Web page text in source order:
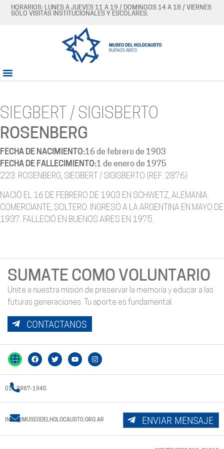
HORARIOS: LUNES A JUEVES 11 A 19 / DOMINGOS 14 A 18 / VIERNES
SÓLO VISITAS INSTITUCIONALES Y ESCOLARES.
SIEGBERT / SIGISBERTO
ROSENBERG
FECHA DE NACIMIENTO:16 de febrero de 1903
FECHA DE FALLECIMIENTO:1 de enero de 1975
223. ROSENBERG, SIEGBERT / SIGISBERTO (REF. 2876)
NACIÓ EL 16 DE FEBRERO DE 1903 EN SCHWETZ, ALEMANIA.
COMERCIANTE, SOLTERO. INGRESÓ A LA ARGENTINA EN MAYO DE
1937. FALLECIÓ EN BUENOS AIRES EN 1975.
SUMATE COMO VOLUNTARIO
Unite a nuestra misión de preservar la memoria y educar a las
futuras generaciones. Tu aporte es fundamental.
CONTACTANOS
011 3987-1945
INFO@MUSEODELHOLOCAUSTO.ORG.AR ENVIAR MENSAJE